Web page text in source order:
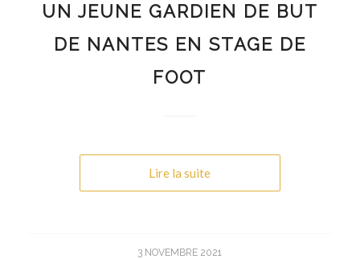
UN JEUNE GARDIEN DE BUT
DE NANTES EN STAGE DE
FOOT
Lire la suite
3 NOVEMBRE 2021